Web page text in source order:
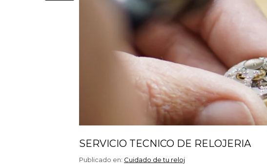
SERVICIO TECNICO DE RELOJERIA
Publicado en: Cuidado de tu reloj